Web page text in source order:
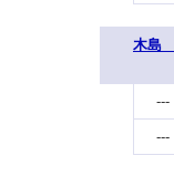
木島
---
---